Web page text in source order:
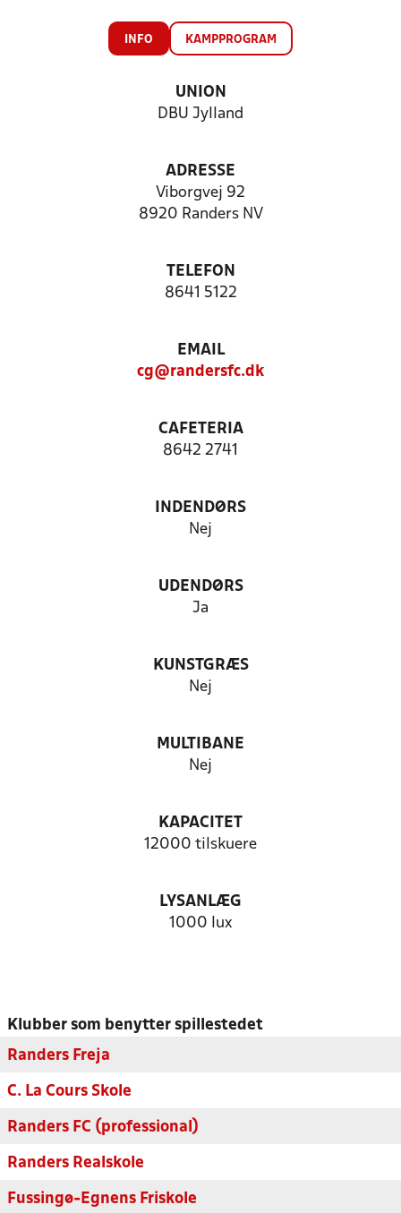
INFO KAMPPROGRAM
UNION
DBU Jylland
ADRESSE
Viborgvej 92
8920 Randers NV
TELEFON
8641 5122
EMAIL
cg@randersfc.dk
CAFETERIA
8642 2741
INDENDØRS
Nej
UDENDØRS
Ja
KUNSTGRÆS
Nej
MULTIBANE
Nej
KAPACITET
12000 tilskuere
LYSANLÆG
1000 lux
Klubber som benytter spillestedet
Randers Freja
C. La Cours Skole
Randers FC (professional)
Randers Realskole
Fussingø-Egnens Friskole